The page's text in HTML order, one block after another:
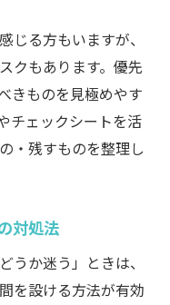
じる方もいますが、
クもあります。優先
きものを見極めやす
チェックシートを活
・残すものを整理し
対処法
うか迷う」ときは、
を設ける方法が有効